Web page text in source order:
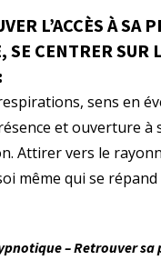
L’ACCÈS À SA
SE CENTRER SUR
sens en
et ouverture à
Attirer vers le
même qui se
– Retrouver sa